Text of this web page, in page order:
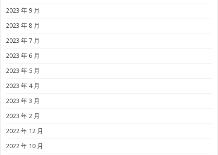
2023 年 9 月
2023 年 8 月
2023 年 7 月
2023 年 6 月
2023 年 5 月
2023 年 4 月
2023 年 3 月
2023 年 2 月
2022 年 12 月
2022 年 10 月